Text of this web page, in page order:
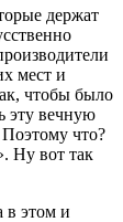
держат
мест и
чтобы было
эту вечную
Поэтому что?
Ну вот так
в этом и